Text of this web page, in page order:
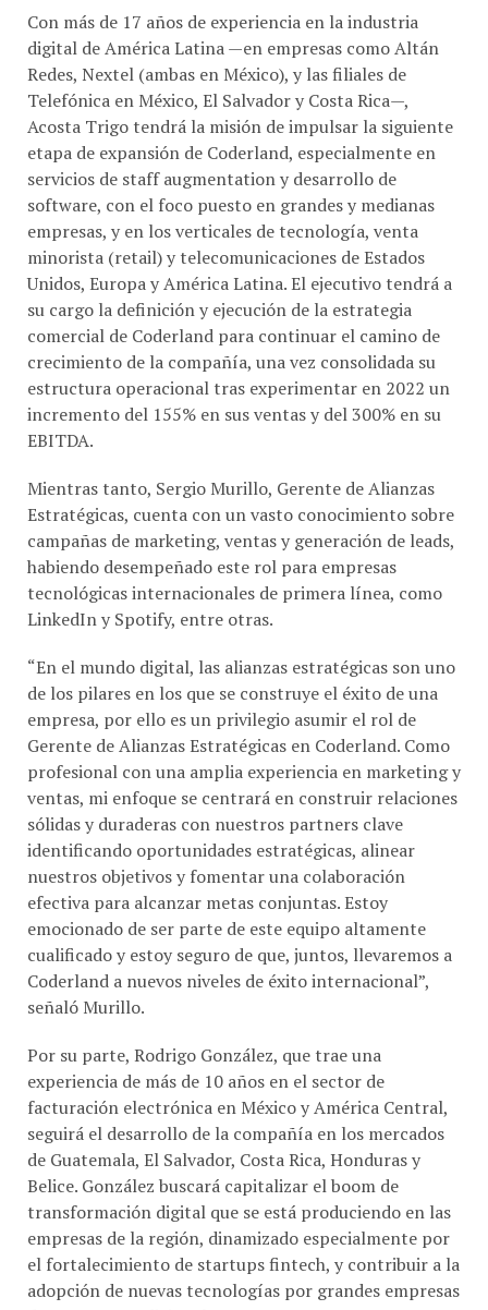
digital de América Latina —en empresas como Altán
Redes, Nextel (ambas en México), y las filiales de
Telefónica en México, El Salvador y Costa Rica—,
Acosta Trigo tendrá la misión de impulsar la siguiente
etapa de expansión de Coderland, especialmente en
servicios de staff augmentation y desarrollo de
software, con el foco puesto en grandes y medianas
empresas, y en los verticales de tecnología, venta
minorista (retail) y telecomunicaciones de Estados
Unidos, Europa y América Latina. El ejecutivo tendrá a
su cargo la definición y ejecución de la estrategia
comercial de Coderland para continuar el camino de
crecimiento de la compañía, una vez consolidada su
estructura operacional tras experimentar en 2022 un
incremento del 155% en sus ventas y del 300% en su
EBITDA.
Estratégicas, cuenta con un vasto conocimiento sobre
campañas de marketing, ventas y generación de leads,
habiendo desempeñado este rol para empresas
tecnológicas internacionales de primera línea, como
LinkedIn y Spotify, entre otras.
de los pilares en los que se construye el éxito de una
empresa, por ello es un privilegio asumir el rol de
Gerente de Alianzas Estratégicas en Coderland. Como
profesional con una amplia experiencia en marketing y
ventas, mi enfoque se centrará en construir relaciones
sólidas y duraderas con nuestros partners clave
identificando oportunidades estratégicas, alinear
nuestros objetivos y fomentar una colaboración
efectiva para alcanzar metas conjuntas. Estoy
emocionado de ser parte de este equipo altamente
cualificado y estoy seguro de que, juntos, llevaremos a
Coderland a nuevos niveles de éxito internacional”,
señaló Murillo.
experiencia de más de 10 años en el sector de
facturación electrónica en México y América Central,
seguirá el desarrollo de la compañía en los mercados
de Guatemala, El Salvador, Costa Rica, Honduras y
Belice. González buscará capitalizar el boom de
transformación digital que se está produciendo en las
empresas de la región, dinamizado especialmente por
el fortalecimiento de startups fintech, y contribuir a la
adopción de nuevas tecnologías por grandes empresas
de sectores tradicionales.